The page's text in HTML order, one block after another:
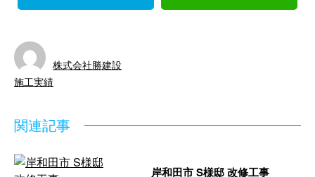
株式会社勝建設
施工実績
関連記事
岸和田市 S様邸 改修工事